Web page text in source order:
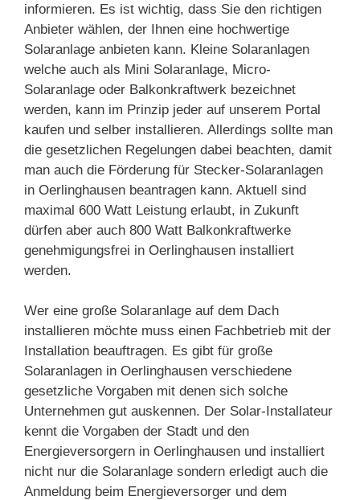
informieren. Es ist wichtig, dass Sie den richtigen
Anbieter wählen, der Ihnen eine hochwertige
Solaranlage anbieten kann. Kleine Solaranlagen
welche auch als Mini Solaranlage, Micro-
Solaranlage oder Balkonkraftwerk bezeichnet
werden, kann im Prinzip jeder auf unserem Portal
kaufen und selber installieren. Allerdings sollte man
die gesetzlichen Regelungen dabei beachten, damit
man auch die Förderung für Stecker-Solaranlagen
in Oerlinghausen beantragen kann. Aktuell sind
maximal 600 Watt Leistung erlaubt, in Zukunft
dürfen aber auch 800 Watt Balkonkraftwerke
genehmigungsfrei in Oerlinghausen installiert
werden.
Wer eine große Solaranlage auf dem Dach
installieren möchte muss einen Fachbetrieb mit der
Installation beauftragen. Es gibt für große
Solaranlagen in Oerlinghausen verschiedene
gesetzliche Vorgaben mit denen sich solche
Unternehmen gut auskennen. Der Solar-Installateur
kennt die Vorgaben der Stadt und den
Energieversorgern in Oerlinghausen und installiert
nicht nur die Solaranlage sondern erledigt auch die
Anmeldung beim Energieversorger und dem